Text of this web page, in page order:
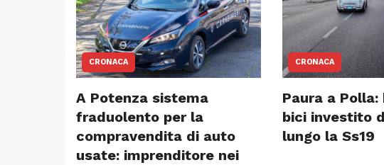
CRONACA
A Potenza sistema
fraduolento per la
compravendita di auto
usate: imprenditore nei
CRONACA
Paura a Polla:
bici investito
lungo la Ss19